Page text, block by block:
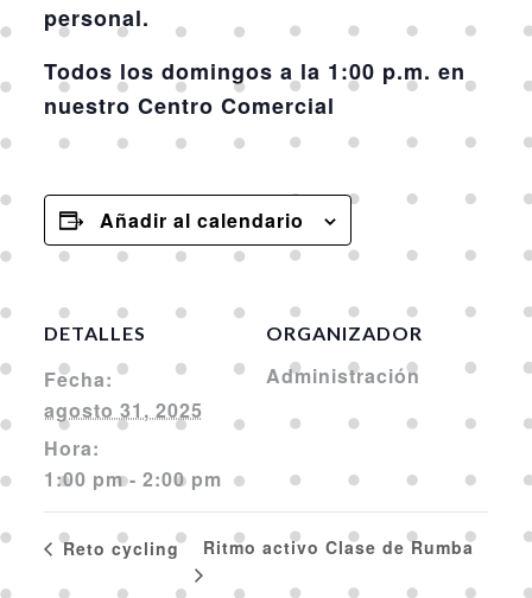
personal.
Todos los domingos a la 1:00 p.m. en
nuestro Centro Comercial
Añadir al calendario
DETALLES
Fecha:
agosto 31, 2025
Hora:
1:00 pm - 2:00 pm
ORGANIZADOR
Administración
Reto cycling Ritmo activo Clase de Rumba